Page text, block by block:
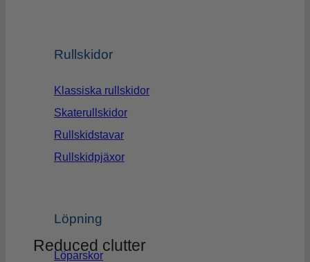
Rullskidor
Klassiska rullskidor
Skaterullskidor
Rullskidstavar
Rullskidpjäxor
Löpning
Löparskor
Reduced clutter